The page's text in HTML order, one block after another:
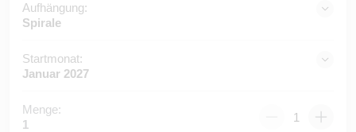
Aufhängung:
Spirale
Startmonat:
Januar 2027
Menge:
1